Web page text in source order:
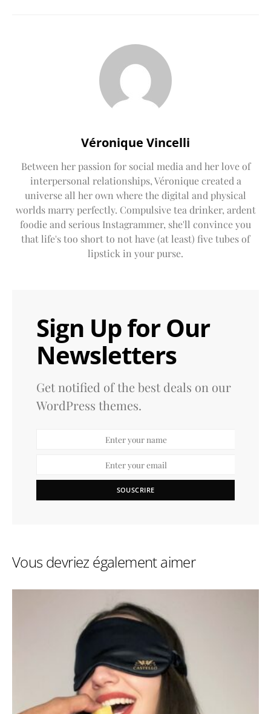
Véronique Vincelli
Between her passion for social media and her love of
interpersonal relationships, Véronique created a
universe all her own where the digital and physical
worlds marry perfectly. Compulsive tea drinker, ardent
foodie and serious Instagrammer, she'll convince you
that life's too short to not have (at least) five tubes of
lipstick in your purse.
Sign Up for Our
Newsletters
Get notified of the best deals on our
WordPress themes.
SOUSCRIRE
Vous devriez également aimer